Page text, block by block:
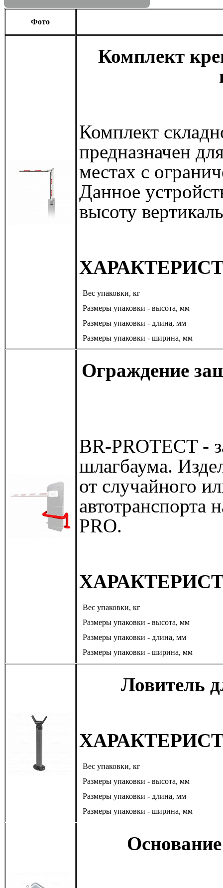
Фото
Комплект
Комплект
предназначен
местах с
Данное
высоту
Вес упаковки, кг
Размеры упаковки - высота, мм
Размеры упаковки - длина, мм
Размеры упаковки - ширина, мм
Ограждение
BR-PROTECT -
шлагбаума.
от случайного
автотранспорта
PRO.
Вес упаковки, кг
Размеры упаковки - высота, мм
Размеры упаковки - длина, мм
Размеры упаковки - ширина, мм
Ловитель
Вес упаковки, кг
Размеры упаковки - высота, мм
Размеры упаковки - длина, мм
Размеры упаковки - ширина, мм